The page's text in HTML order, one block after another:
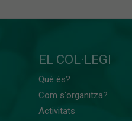
EL COL·LEGI
Què és?
Com s'organitza?
Activitats